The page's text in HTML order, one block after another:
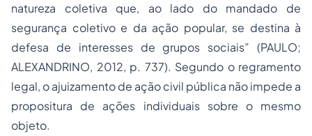
natureza coletiva que, ao lado do mandado de
segurança coletivo e da ação popular, se destina à
defesa de interesses de grupos sociais” (PAULO;
ALEXANDRINO, 2012, p. 737). Segundo o regramento
legal, o ajuizamento de ação civil pública não impede a
propositura de ações individuais sobre o mesmo
objeto.